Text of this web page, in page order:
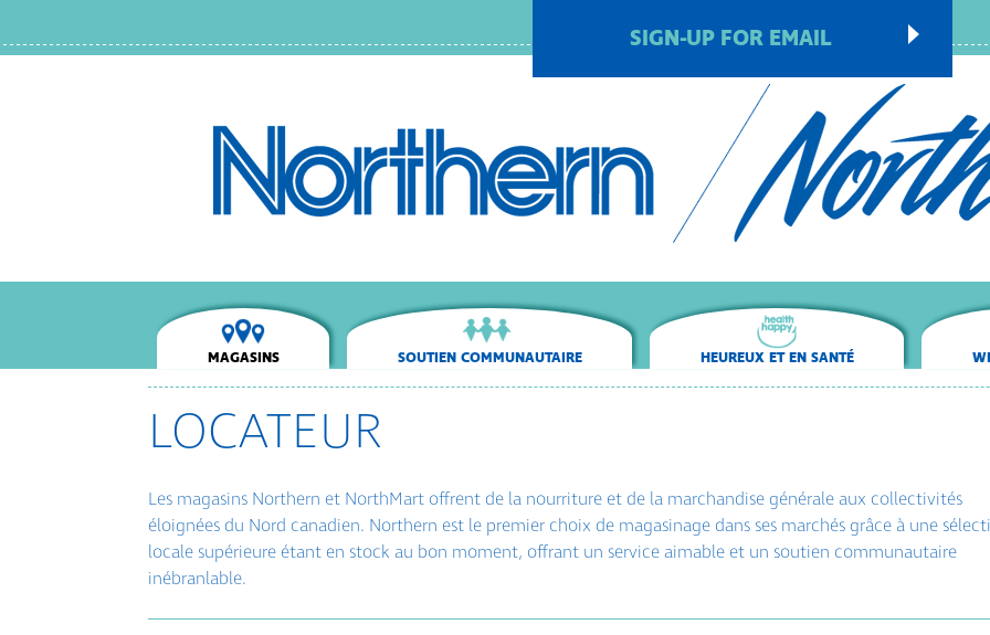
SIGN-UP FOR EMAIL
MAGASINS SOUTIEN COMMUNAUTAIRE HEUREUX ET EN SANTÉ
LOCATEUR
Les magasins Northern et NorthMart offrent de la nourriture et de la marchandise générale aux collectivités
éloignées du Nord canadien. Northern est le premier choix de magasinage dans ses marchés grâce à une
locale supérieure étant en stock au bon moment, offrant un service aimable et un soutien communautaire
inébranlable.